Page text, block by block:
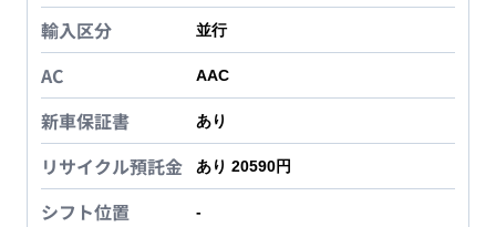
輸入区分 並行
AC AAC
新車保証書 あり
リサイクル預託金 あり 20590円
シフト位置 -